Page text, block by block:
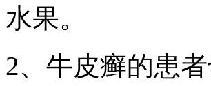
水果。
2、牛皮癣的患